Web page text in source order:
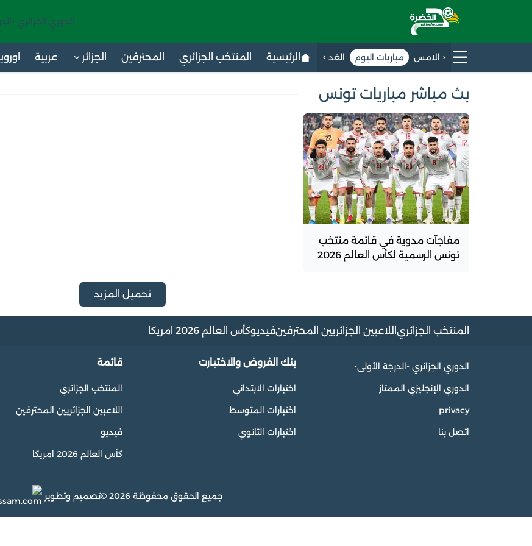
الدوري الجزائري -
الامس مباريات اليوم الغد الرئيسية المنتخب الجزائري المحترفين الجزائر عربية
بث مباشر مباريات تونس
مفاجآت مدوية في قائمة منتخب
تونس الرسمية لكأس العالم 2026
تحميل المزيد
المنتخب الجزائري اللاعبين الجزائريين المحترفينفيديوكأس العالم 2026 امريكا
الدوري الجزائري -الدرجة الأولى-
الدوري الإنجليزي الممتاز
privacy
اتصل بنا
بنك الفروض والاختبارت
اختبارات الابتدائي
اختبارات المتوسط
اختبارات الثانوي
قائمة
المنتخب الجزائري
اللاعبين الجزائريين المحترفين
فيديو
كأس العالم 2026 امريكا
جميع الحقوق محفوظة 2026 © تصميم وتطوير